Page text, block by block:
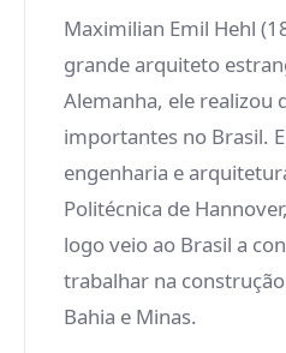
Maximilian Emil Hehl
grande arquiteto
Alemanha, ele realizou
importantes no Brasil.
engenharia e
Politécnica de
logo veio ao Brasil a
trabalhar na
Bahia e Minas.